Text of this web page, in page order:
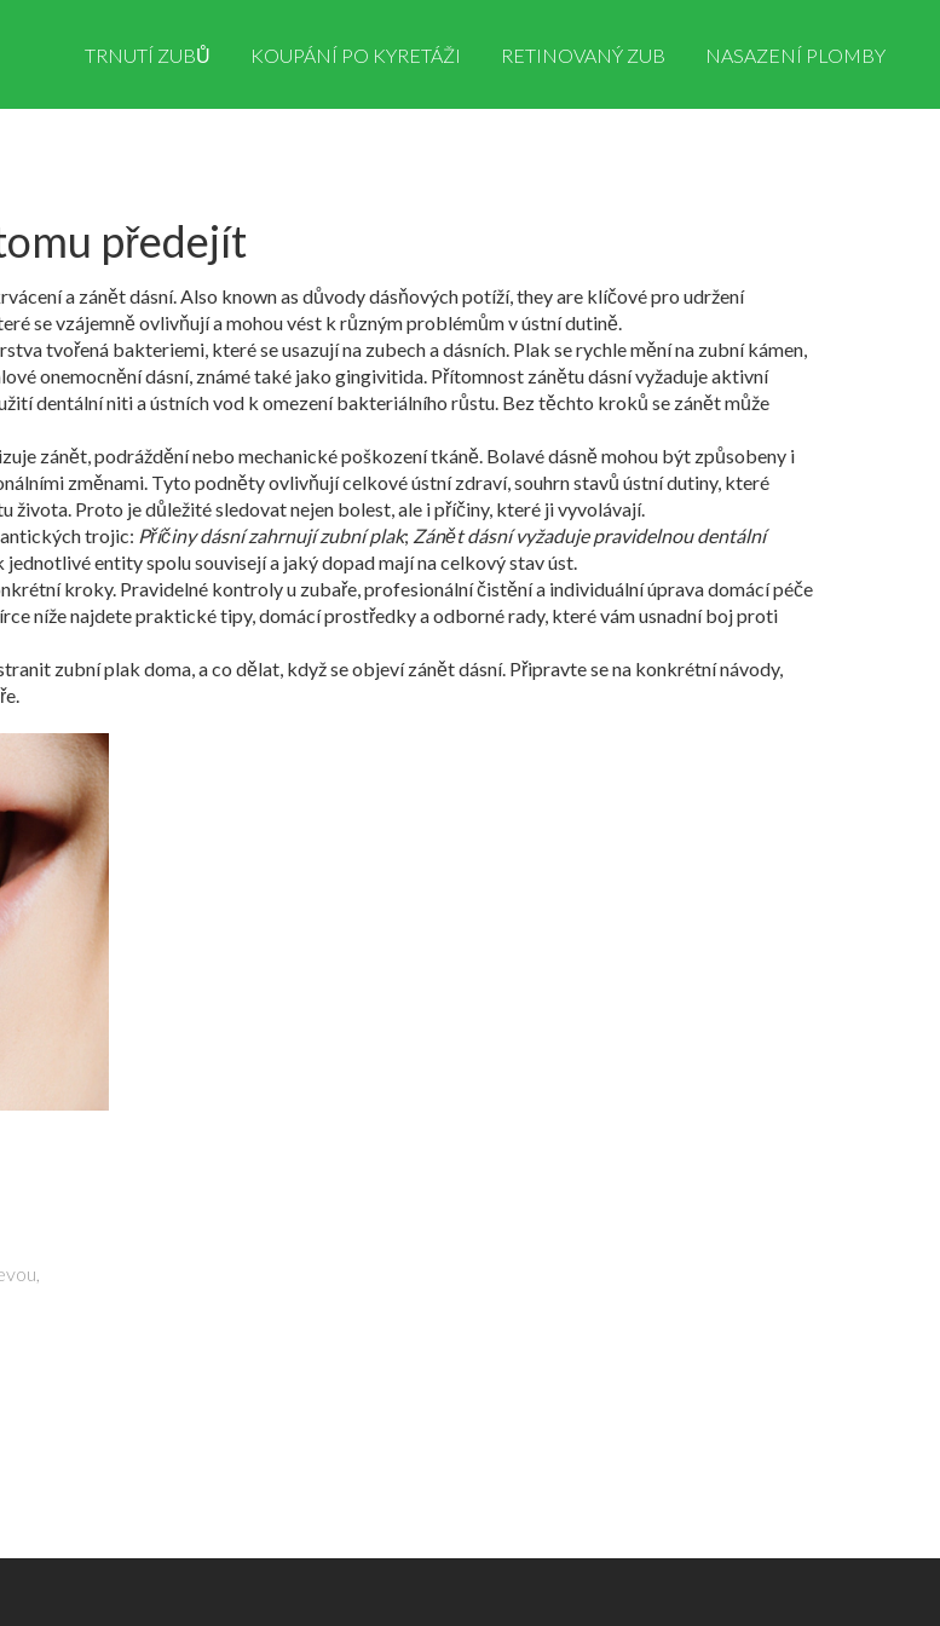
TRNUTÍ ZUBŮ KOUPÁNÍ PO KYRETÁŽI RETINOVANÝ ZUB NASAZENÍ PLOMBY
předejít
a zánět dásní. Also known as důvody dásňových potíží, they are klíčové pro udržení
se vzájemně ovlivňují a mohou vést k různým problémům v ústní dutině.
tvořená bakteriemi, které se usazují na zubech a dásních. Plak se rychle mění na zubní kámen,
onemocnění dásní, známé také jako gingivitida. Přítomnost zánětu dásní vyžaduje aktivní
dentální niti a ústních vod k omezení bakteriálního růstu. Bez těchto kroků se zánět může
zánět, podráždění nebo mechanické poškození tkáně. Bolavé dásně mohou být způsobeny i
změnami. Tyto podněty ovlivňují celkovéústní zdraví,souhrn stavů ústní dutiny, které
života. Proto je důležité sledovat nejen bolest, ale i příčiny, které ji vyvolávají.
trojic: Příčiny dásní zahrnují zubní plak; Zánět dásní vyžaduje pravidelnou dentální
jednotlivé entity spolu souvisejí a jaký dopad mají na celkový stav úst.
kroky. Pravidelné kontroly u zubaře, profesionální čistění a individuální úprava domácí péče
níže najdete praktické tipy, domácí prostředky a odborné rady, které vám usnadní boj proti
zubní plak doma, a co dělat, když se objeví zánět dásní. Připravte se na konkrétní návody,